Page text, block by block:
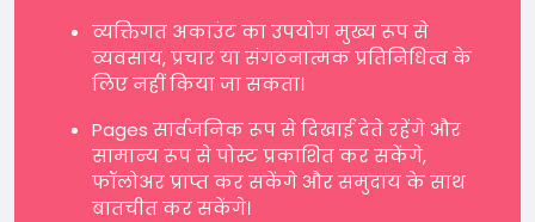
व्यक्तिगत अकाउंट का उपयोग मुख्य रूप से
व्यवसाय, प्रचार या संगठनात्मक प्रतिनिधित्व के
लिए नहीं किया जा सकता।
Pages सार्वजनिक रूप से दिखाई देते रहेंगे और
सामान्य रूप से पोस्ट प्रकाशित कर सकेंगे,
फॉलोअर प्राप्त कर सकेंगे और समुदाय के साथ
बातचीत कर सकेंगे।